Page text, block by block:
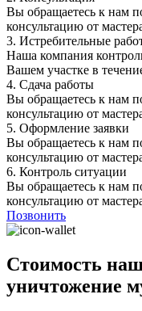
Вы обращаетесь к нам
консультацию от
3. Истребительные
Наша компания
Вашем участке в
4. Сдача работы
Вы обращаетесь к нам
консультацию от
5. Оформление заявки
Вы обращаетесь к нам
консультацию от
6. Контроль ситуации
Вы обращаетесь к нам
консультацию от
Позвонить
Стоимость
уничтожение